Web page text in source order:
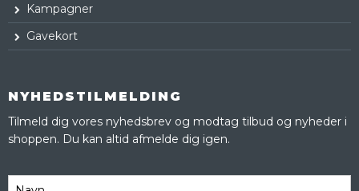
Kampagner
Gavekort
NYHEDSTILMELDING
Tilmeld dig vores nyhedsbrev og modtag tilbud og nyheder i
shoppen. Du kan altid afmelde dig igen.